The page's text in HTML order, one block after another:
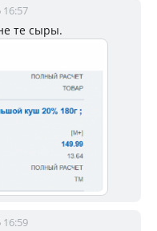
16:57
те сыры.
16:59